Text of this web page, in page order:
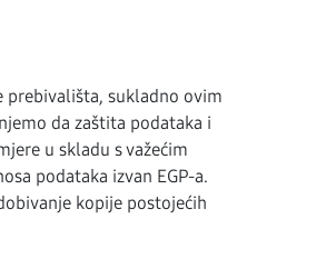
prebivališta, sukladno ovim
da zaštita podataka i
u skladu s važećim
podataka izvan EGP-a.
kopije postojećih